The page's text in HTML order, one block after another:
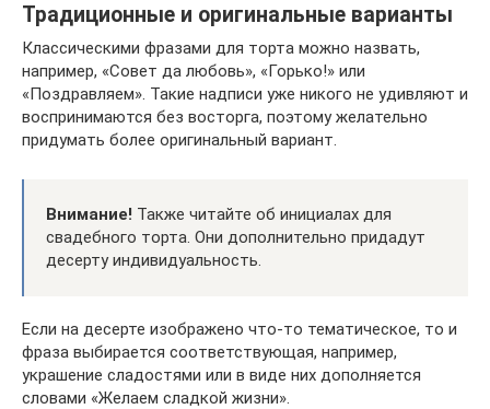
Традиционные и оригинальные варианты
Классическими фразами для торта можно назвать,
например, «Совет да любовь», «Горько!» или
«Поздравляем». Такие надписи уже никого не удивляют и
воспринимаются без восторга, поэтому желательно
придумать более оригинальный вариант.
Внимание! Также читайте об инициалах для
свадебного торта. Они дополнительно придадут
десерту индивидуальность.
Если на десерте изображено что-то тематическое, то и
фраза выбирается соответствующая, например,
украшение сладостями или в виде них дополняется
словами «Желаем сладкой жизни».